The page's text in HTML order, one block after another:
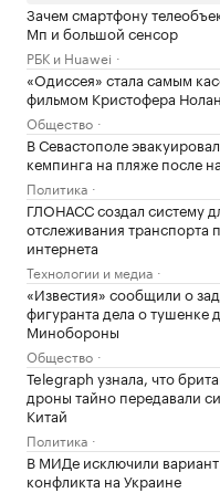
Зачем смартфону
Мп и большой сенсор
РБК и Huawei
«Одиссея» стала самым
фильмом Кристофера
Общество
В Севастополе
кемпинга на пляже после
Политика
ГЛОНАСС создал систему
отслеживания транспорта
интернета
Технологии и медиа
«Известия» сообщили о
фигуранта дела о тушенке
Минобороны
Общество
Telegraph узнала, что
дроны тайно передавали
Китай
Политика
В МИДе исключили
конфликта на Украине